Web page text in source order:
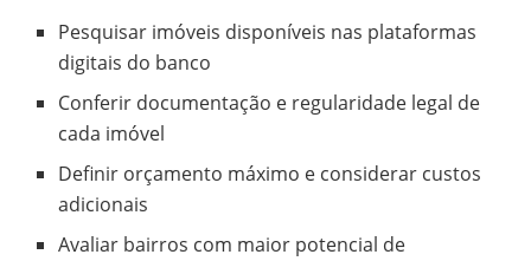
Pesquisar imóveis disponíveis nas plataformas
digitais do banco
Conferir documentação e regularidade legal de
cada imóvel
Definir orçamento máximo e considerar custos
adicionais
Avaliar bairros com maior potencial de